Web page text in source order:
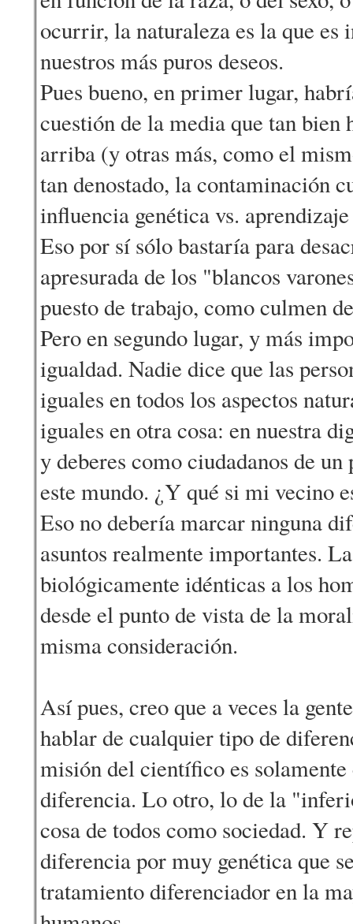
ocurrir, la naturaleza es la que es
nuestros más puros deseos.
Pues bueno, en primer lugar,
cuestión de la media que tan bien
arriba (y otras más, como el
tan denostado, la contaminación
influencia genética vs.
Eso por sí sólo bastaría para
apresurada de los "blancos
puesto de trabajo, como culmen
Pero en segundo lugar, y más
igualdad. Nadie dice que las
iguales en todos los aspectos
iguales en otra cosa: en nuestra
y deberes como ciudadanos de
este mundo. ¿Y qué si mi vecino
Eso no debería marcar ninguna
asuntos realmente importantes.
biológicamente idénticas a los
desde el punto de vista de la
misma consideración.
Así pues, creo que a veces la
hablar de cualquier tipo de
misión del científico es
diferencia. Lo otro, lo de la
cosa de todos como sociedad. Y
diferencia por muy genética que
tratamiento diferenciador en la